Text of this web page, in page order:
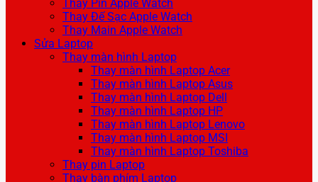
Thay Pin Apple Watch
Thay Đế Sạc Apple Watch
Thay Main Apple Watch
Sửa Laptop
Thay màn hình Laptop
Thay màn hình Laptop Acer
Thay màn hình Laptop Asus
Thay màn hình Laptop Dell
Thay màn hình Laptop HP
Thay màn hình Laptop Lenovo
Thay màn hình Laptop MSI
Thay màn hình Laptop Toshiba
Thay pin Laptop
Thay bàn phím Laptop